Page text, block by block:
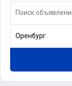
Оренбург